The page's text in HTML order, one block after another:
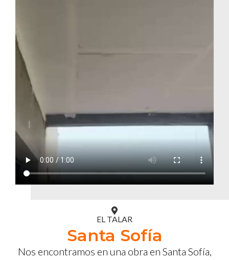
EL TALAR
Santa Sofía
Nos encontramos en una obra en Santa Sofía,